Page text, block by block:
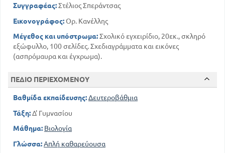
ΓΕΝΗΣΗ ΤΩΝ ΟΡΓΑΝΙΣΜΩΝ ΚΑΙ
ΕΠΙΛΟΓΟΣ 91
Συγγραφέας:Στέλιος Σπεράντσας
Εικονογράφος:Ορ. Κανέλλης
Μέγεθος και υπόστρωμα:Σχολικό εγχειρίδιο, 20εκ., σκληρό
εξώφυλλο, 100 σελίδες. Σχεδιαγράμματα και εικόνες
(ασπρόμαυρα και έγχρωμα).
ΠΕΔΙΟ ΠΕΡΙΕΧΟΜΕΝΟΥ
Βαθμίδα εκπαίδευσης:Δευτεροβάθμια
Τάξη:Δ' Γυμνασίου
Μάθημα: Βιολογία
Γλώσσα:Απλή καθαρεύουσα